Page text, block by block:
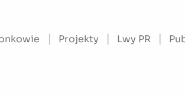
Projekty Lwy PR